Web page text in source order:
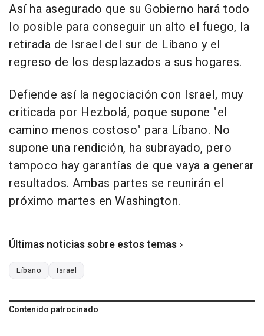
Así ha asegurado que su Gobierno hará todo
lo posible para conseguir un alto el fuego, la
retirada de Israel del sur de Líbano y el
regreso de los desplazados a sus hogares.
Defiende así la negociación con Israel, muy
criticada por Hezbolá, poque supone "el
camino menos costoso" para Líbano. No
supone una rendición, ha subrayado, pero
tampoco hay garantías de que vaya a generar
resultados. Ambas partes se reunirán el
próximo martes en Washington.
Últimas noticias sobre estos temas
Líbano Israel
Contenido patrocinado